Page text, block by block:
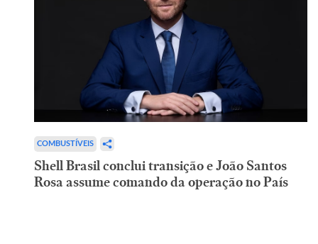
COMBUSTÍVEIS
Shell Brasil conclui transição e João Santos
Rosa assume comando da operação no País